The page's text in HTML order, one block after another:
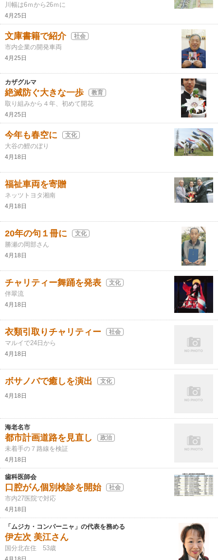
川幅は6ｍから26ｍに
4月25日
文庫書籍で紹介 社会
市内企業の開発車両
4月25日
カザグルマ
絶滅防ぐ大きな一歩 教育
取り組みから４年、初めて開花
4月25日
今年も春空に 文化
大谷の鯉のぼり
4月18日
福祉車両を寄贈
ネッツトヨタ湘南
4月18日
20年の句１冊に 文化
勝瀬の岡部さん
4月18日
チャリティー舞踊を発表 文化
伴翠流
4月18日
衣類引取りチャリティー 社会
マルイで24日から
4月18日
ボサノバで癒しを演出 文化
4月18日
海老名市
都市計画道路を見直し 政治
未着手の７路線を検証
4月18日
歯科医師会
口腔がん個別検診を開始 社会
市内27医院で対応
4月18日
「ムジカ・コンパーニャ」の代表を務める
伊左次 美江さん
国分北在住 53歳